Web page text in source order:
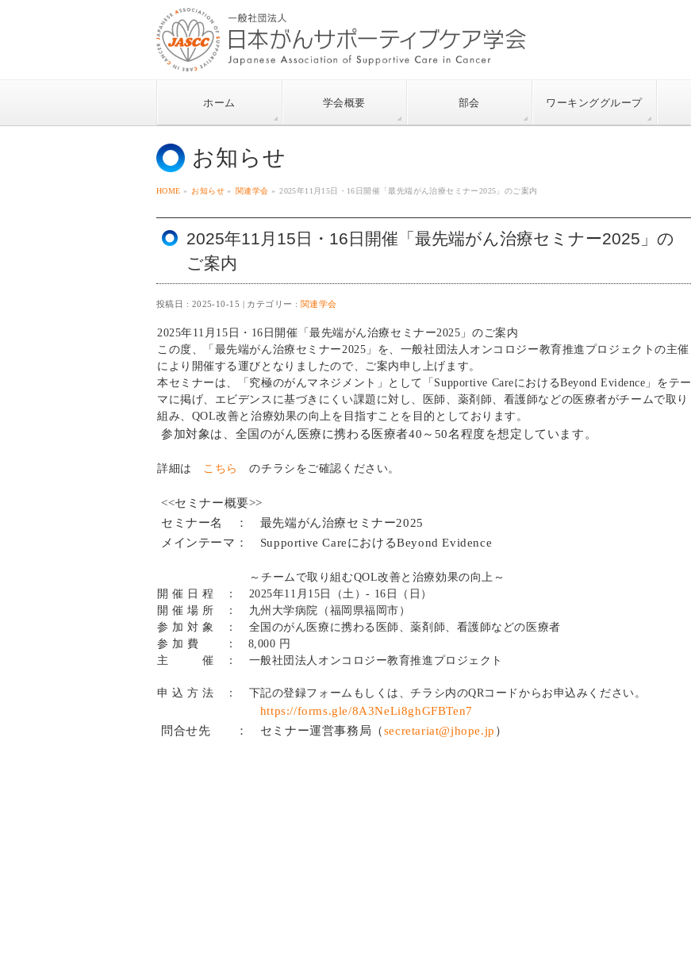
ホーム 学会概要 部会 ワーキンググループ
お知らせ
HOME » お知らせ » 関連学会 » 2025年11月15日・16日開催「最先端がん治療セミナー2025」のご案内
2025年11月15日・16日開催「最先端がん治療セミナー2025」の
ご案内
投稿日 : 2025-10-15 カテゴリー : 関連学会
2025年11月15日・16日開催「最先端がん治療セミナー2025」のご案内
この度、「最先端がん治療セミナー2025」を、一般社団法人オンコロジー教育推進プロジェクトの主催
により開催する運びとなりましたので、ご案内申し上げます。
本セミナーは、「究極のがんマネジメント」として「Supportive CareにおけるBeyond Evidence」をテー
マに掲げ、エビデンスに基づきにくい課題に対し、医師、薬剤師、看護師などの医療者がチームで取り
組み、QOL改善と治療効果の向上を目指すことを目的としております。
参加対象は、全国のがん医療に携わる医療者40～50名程度を想定しています。
詳細は こちら のチラシをご確認ください。
<<セミナー概要>>
セミナー名
： 最先端がん治療セミナー2025
メインテーマ ： Supportive CareにおけるBeyond Evidence
～チームで取り組むQOL改善と治療効果の向上～
開 催 日 程 ： 2025年11月15日（土）- 16日（日）
開 催 場 所 ： 九州大学病院（福岡県福岡市）
参 加 対 象 ： 全国のがん医療に携わる医師、薬剤師、看護師などの医療者
参 加 費 ： 8,000 円
主 催 ： 一般社団法人オンコロジー教育推進プロジェクト
申 込 方 法 ： 下記の登録フォームもしくは、チラシ内のQRコードからお申込みください。
https://forms.gle/8A3NeLi8ghGFBTen7
問合せ先 ： セミナー運営事務局（secretariat@jhope.jp ）